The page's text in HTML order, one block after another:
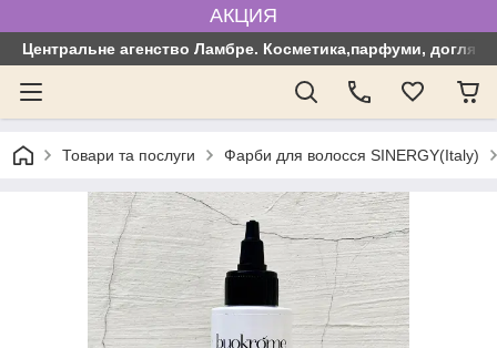
АКЦИЯ
Центральне агенство Ламбре. Косметика,парфуми, догляд
Товари та послуги Фарби для волосся SINERGY(Italy)